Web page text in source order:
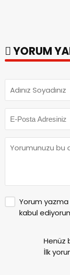
YORUM
Yorum yazma
kabul
Henüz
İlk